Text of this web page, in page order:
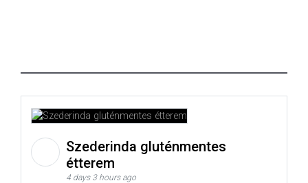
Szederinda gluténmentes
étterem
4 days 3 hours ago